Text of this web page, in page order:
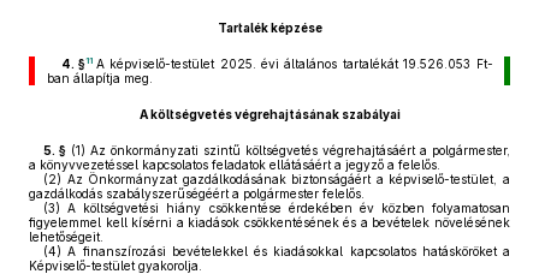
Tartalék képzése
4. §11 A képviselő-testület 2025. évi általános tartalékát 19.526.053 Ft-
ban állapítja meg.
A költségvetés végrehajtásának szabályai
5. § (1) Az önkormányzati szintű költségvetés végrehajtásáért a polgármester,
a könyvvezetéssel kapcsolatos feladatok ellátásáért a jegyző a felelős.
(2) Az Önkormányzat gazdálkodásának biztonságáért a képviselő-testület, a
gazdálkodás szabályszerűségéért a polgármester felelős.
(3) A költségvetési hiány csökkentése érdekében év közben folyamatosan
figyelemmel kell kísérni a kiadások csökkentésének és a bevételek növelésének
lehetőségeit.
(4) A finanszírozási bevételekkel és kiadásokkal kapcsolatos hatásköröket a
Képviselő-testület gyakorolja.